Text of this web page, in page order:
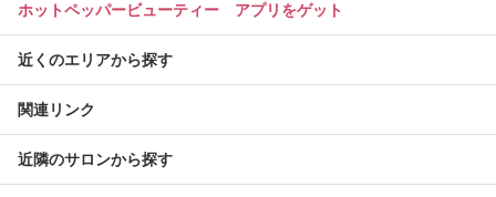
ホットペッパービューティー アプリをゲット
近くのエリアから探す
関連リンク
近隣のサロンから探す